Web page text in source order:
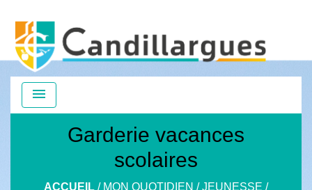
menu
Garderie vacances
scolaires
ACCUEIL / MON QUOTIDIEN /JEUNESSE /